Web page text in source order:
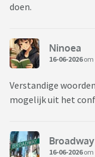
doen.
Ninoea
16-06-2026om
Verstandige
mogelijk uit het
Broadway
16-06-2026om